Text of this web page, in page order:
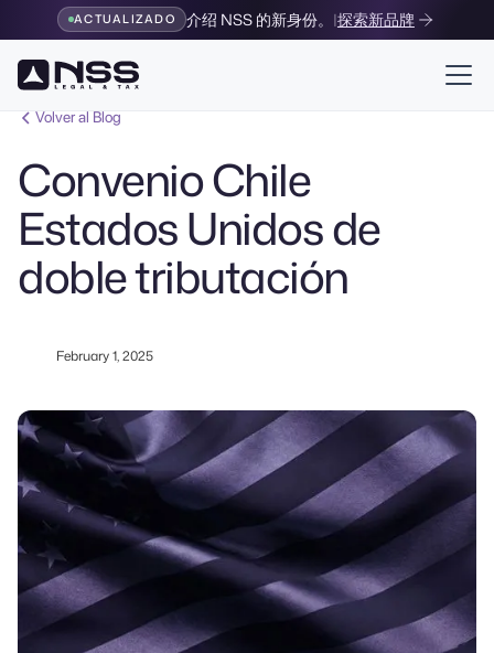
ACTUALIZADO 介绍 NSS 的新身份。 |探索新品牌
Volver al Blog
Convenio Chile
Estados Unidos de
doble tributación
February 1, 2025